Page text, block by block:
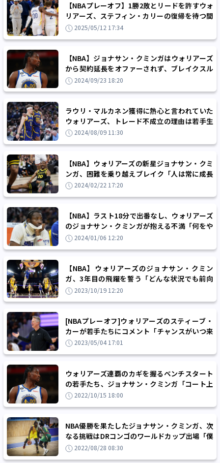
【NBAプレーオフ】1勝2敗とリードを許すウォ
リアーズ、ステフィン・カリーの復帰を待つ間
に求められるステップアップとは
2025/05/12 17:34
【NBA】ジョナサン・クミンガはウォリアーズ
から契約延長をオファーされず、ブレイクスル
ー必須のキャリア4年目に挑む
2024/09/23 18:20
ラウリ・マルカネン獲得に熱心と言われていた
ウォリアーズ、トレード不成立の理由は若手生
え抜きの放出を拒否したから!?
2024/08/09 11:30
【NBA】ウォリアーズの新星ジョナサン・クミ
ンガ、困難を乗り越えブレイク「人は常に成長
し続けなきゃならない」
2024/02/22 17:20
【NBA】ラスト18分で出番なし、ウォリアーズ
のジョナサン・クミンガが抱える不満「何をや
っているのか分からなくなる」
2024/01/06 12:20
【NBA】ウォリアーズのジョナサン・クミン
ガ、3年目の飛躍を誓う「どんな状況でも前向
きに努力を続ける」
2023/10/19 12:20
[NBAプレーオフ]ウォリアーズのスティーブ・
カーが若手たちにコメント「チャンスがいつ来
ても大丈夫なよう準備をしてほしい」
2023/05/04 17:01
ウォリアーズ連覇のカギを握るベンチスタート
の若手たち、ジョナサン・クミンガ「コート上
で迷うことがないんだ」
2022/10/15 18:00
NBA優勝を果たしたジョナサン・クミンガ、次
なる挑戦はDRコンゴのワールドカップ出場「僕
はこの国で生まれた」
2022/08/28 08:30